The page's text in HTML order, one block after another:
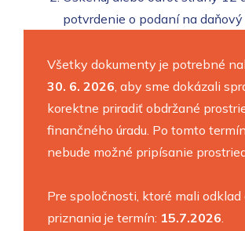
potvrdenie o podaní na daňový
Všetky dokumenty je potrebné
30. 6. 2026 , aby sme dokázali
korektne priradiť obdržané
finančného úradu. Po tomto
nebude možné pripísanie
Pre spoločnosti, ktoré mali odklad
priznania je termín: 15.7.2026